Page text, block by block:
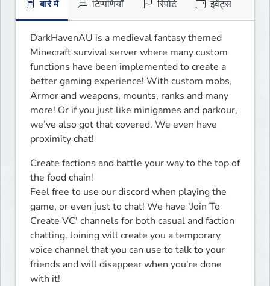
बारे में टिप्पणियाँ रिपोर्ट इवेंट्स
DarkHavenAU is a medieval fantasy themed
Minecraft survival server where many custom
functions have been implemented to create a
better gaming experience! With custom mobs,
Armor and weapons, mounts, ranks and many
more! Or if you just like minigames and parkour,
we’ve also got that covered. We even have
proximity chat!
Create factions and battle your way to the top of
the food chain!
Feel free to use our discord when playing the
game, or even just to chat! We have 'Join To
Create VC' channels for both casual and faction
chatting. Joining will create you a temporary
voice channel that you can use to talk to your
friends and will disappear when you're done
with it!